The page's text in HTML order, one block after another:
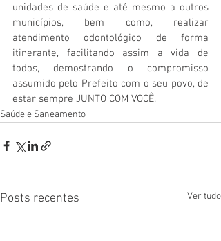
unidades de saúde e até mesmo a outros
municípios, bem como, realizar
atendimento odontológico de forma
itinerante, facilitando assim a vida de
todos, demostrando o compromisso
assumido pelo Prefeito com o seu povo, de
estar sempre JUNTO COM VOCÊ.
Saúde e Saneamento
Posts recentes Ver tudo